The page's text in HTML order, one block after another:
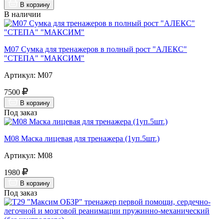
В корзину
В наличии
М07 Сумка для тренажеров в полный рост "АЛЕКС"
"СТЕПА" "МАКСИМ"
Артикул: М07
7500
В корзину
Под заказ
М08 Маска лицевая для тренажера (1уп.5шт.)
Артикул: М08
1980
В корзину
Под заказ